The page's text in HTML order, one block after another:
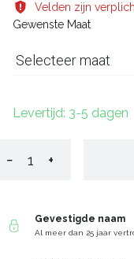
Velden zijn
Gewenste Maat
Selecteer maat
Levertijd: 3-5 dagen
− +
Gevestigde naam
Al meer dan 25 jaar